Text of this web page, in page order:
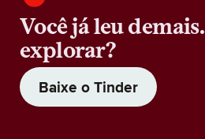
Você já leu
explorar?
Baixe o Tinder